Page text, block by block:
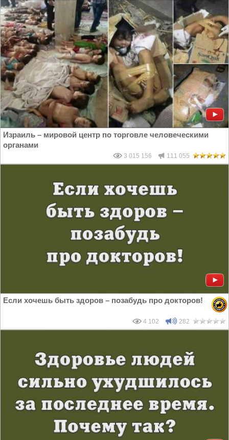
Израиль – мировой центр по торговле человеческими
органами
3 015 156 111 055
Если хочешь быть здоров – позабудь про докторов!
4 102 282